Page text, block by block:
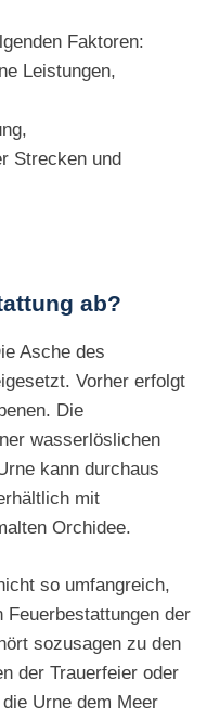
Faktoren:
Leistungen,
Strecken und
ab?
Asche des
Vorher erfolgt
Die
wasserlöslichen
kann durchaus
mit
Orchidee.
so umfangreich,
der
sozusagen zu den
der Trauerfeier oder
Urne dem Meer